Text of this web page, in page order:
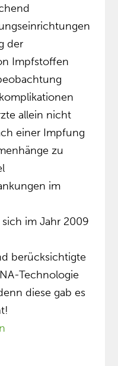
der
Impfstoffen
allein nicht
einer Impfung
zu
im
sich im Jahr 2009
berücksichtigte
Technologie
diese gab es